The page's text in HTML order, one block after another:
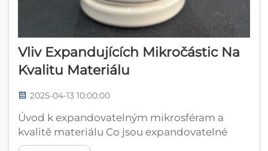
Vliv Expandujících Mikročástic Na
Kvalitu Materiálu
2025-04-13 10:00:00
Úvod k expandovatelným mikrosféram a
kvalitě materiálu Co jsou expandovatelné
mikrosféry Expandovatelné mikrosféry se